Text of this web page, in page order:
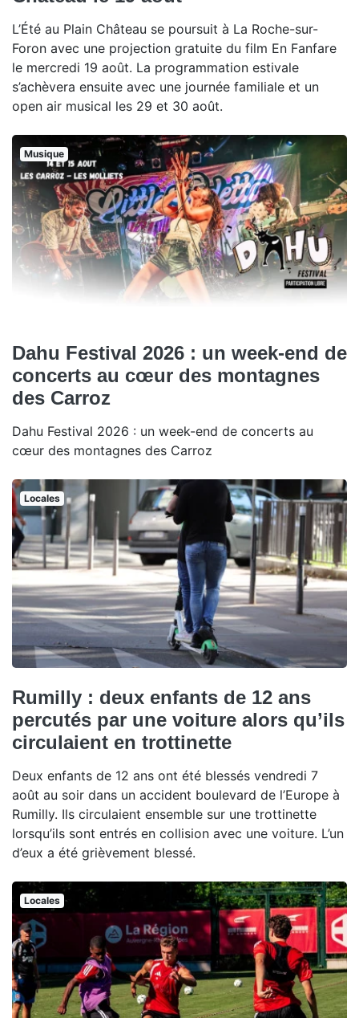
L’Été au Plain Château se poursuit à La Roche-sur-
Foron avec une projection gratuite du film En Fanfare
le mercredi 19 août. La programmation estivale
s’achèvera ensuite avec une journée familiale et un
open air musical les 29 et 30 août.
Musique
Dahu Festival 2026 : un week-end de
concerts au cœur des montagnes
des Carroz
Dahu Festival 2026 : un week-end de concerts au
cœur des montagnes des Carroz
Locales
Rumilly : deux enfants de 12 ans
percutés par une voiture alors qu’ils
circulaient en trottinette
Deux enfants de 12 ans ont été blessés vendredi 7
août au soir dans un accident boulevard de l’Europe à
Rumilly. Ils circulaient ensemble sur une trottinette
lorsqu’ils sont entrés en collision avec une voiture. L’un
d’eux a été grièvement blessé.
Locales